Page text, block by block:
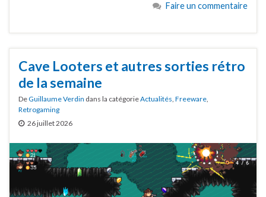
Faire un commentaire
Cave Looters et autres sorties rétro
de la semaine
DeGuillaume Verdin dans la catégorieActualités Freeware
Retrogaming
26 juillet 2026